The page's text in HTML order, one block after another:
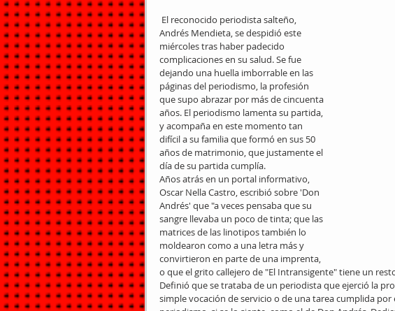
Andrés Mendieta, se despidió este
miércoles tras haber padecido
complicaciones en su salud. Se fue
dejando una huella imborrable en las
páginas del periodismo, la profesión
que supo abrazar por más de cincuenta
años. El periodismo lamenta su partida,
y acompaña en este momento tan
difícil a su familia que formó en sus 50
años de matrimonio, que justamente el
día de su partida cumplía.
Años atrás en un portal informativo,
Oscar Nella Castro, escribió sobre 'Don
Andrés' que "a veces pensaba que su
sangre llevaba un poco de tinta; que las
matrices de las linotipos también lo
moldearon como a una letra más y
convirtieron en parte de una imprenta,
o que el grito callejero de "El Intransigente" tiene un
Definió que se trataba de un periodista que ejerció la
simple vocación de servicio o de una tarea cumplida